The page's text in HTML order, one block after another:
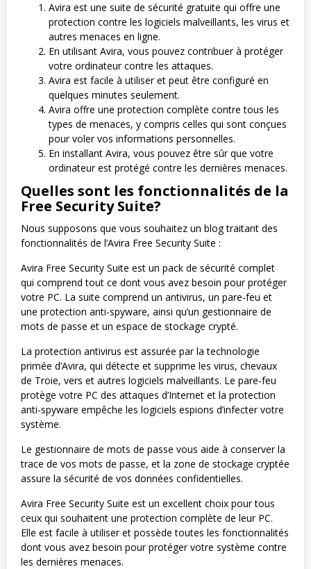
Avira est une suite de sécurité gratuite qui offre une
protection contre les logiciels malveillants, les virus et
autres menaces en ligne.
En utilisant Avira, vous pouvez contribuer à protéger
votre ordinateur contre les attaques.
Avira est facile à utiliser et peut être configuré en
quelques minutes seulement.
Avira offre une protection complète contre tous les
types de menaces, y compris celles qui sont conçues
pour voler vos informations personnelles.
En installant Avira, vous pouvez être sûr que votre
ordinateur est protégé contre les dernières menaces.
Quelles sont les fonctionnalités de la
Free Security Suite?
Nous supposons que vous souhaitez un blog traitant des
fonctionnalités de l’Avira Free Security Suite :
Avira Free Security Suite est un pack de sécurité complet
qui comprend tout ce dont vous avez besoin pour protéger
votre PC. La suite comprend un antivirus, un pare-feu et
une protection anti-spyware, ainsi qu’un gestionnaire de
mots de passe et un espace de stockage crypté.
La protection antivirus est assurée par la technologie
primée d’Avira, qui détecte et supprime les virus, chevaux
de Troie, vers et autres logiciels malveillants. Le pare-feu
protège votre PC des attaques d’Internet et la protection
anti-spyware empêche les logiciels espions d’infecter votre
système.
Le gestionnaire de mots de passe vous aide à conserver la
trace de vos mots de passe, et la zone de stockage cryptée
assure la sécurité de vos données confidentielles.
Avira Free Security Suite est un excellent choix pour tous
ceux qui souhaitent une protection complète de leur PC.
Elle est facile à utiliser et possède toutes les fonctionnalités
dont vous avez besoin pour protéger votre système contre
les dernières menaces.